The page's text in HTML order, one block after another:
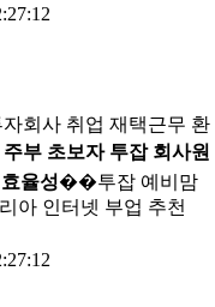
회사 취업 재택근무 환
주부 초보자 투잡 회사원
율성��투잡 예비맘
아 인터넷 부업 추천